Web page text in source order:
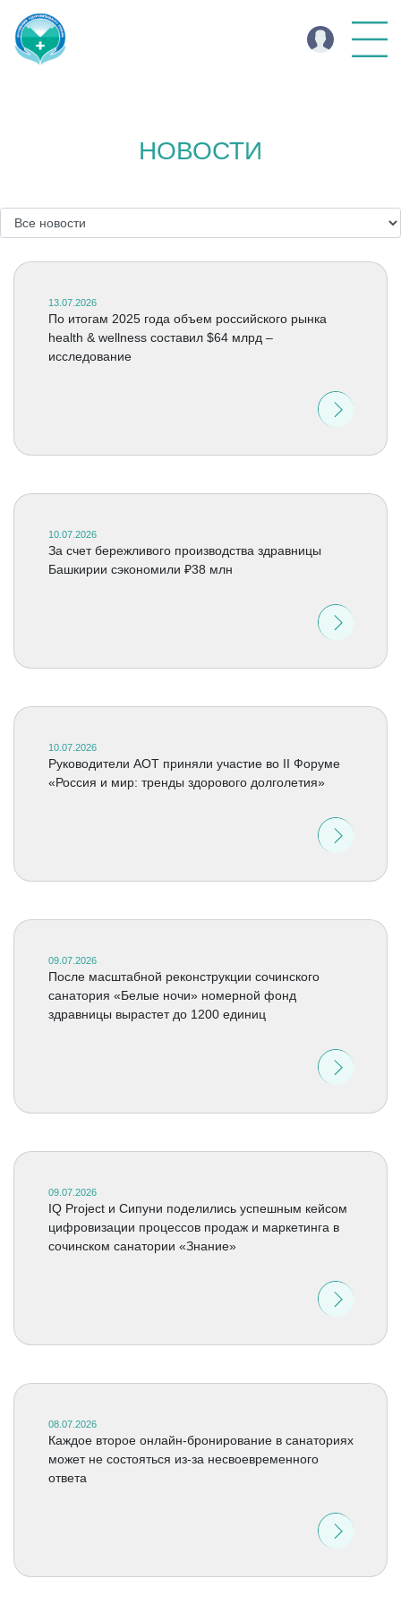
НОВОСТИ
13.07.2026
По итогам 2025 года объем российского рынка
health & wellness составил $64 млрд –
исследование
10.07.2026
За счет бережливого производства здравницы
Башкирии сэкономили ₽38 млн
10.07.2026
Руководители АОТ приняли участие во II Форуме
«Россия и мир: тренды здорового долголетия»
09.07.2026
После масштабной реконструкции сочинского
санатория «Белые ночи» номерной фонд
здравницы вырастет до 1200 единиц
09.07.2026
IQ Project и Сипуни поделились успешным кейсом
цифровизации процессов продаж и маркетинга в
сочинском санатории «Знание»
08.07.2026
Каждое второе онлайн-бронирование в санаториях
может не состояться из-за несвоевременного
ответа